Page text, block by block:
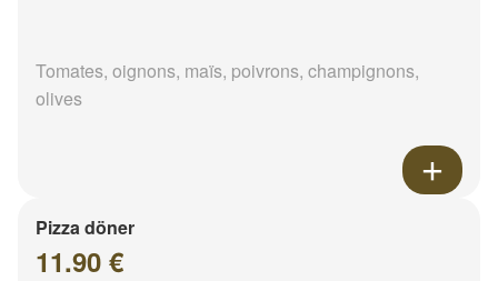
Tomates, oignons, maïs, poivrons, champignons,
olives
Pizza döner
11.90 €